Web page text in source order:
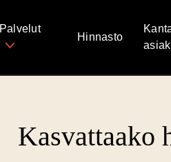
Palvelut
Hinnasto
Kasvattaako